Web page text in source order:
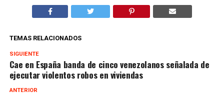
TEMAS RELACIONADOS
SIGUIENTE
Cae en España banda de cinco venezolanos señalada de
ejecutar violentos robos en viviendas
ANTERIOR